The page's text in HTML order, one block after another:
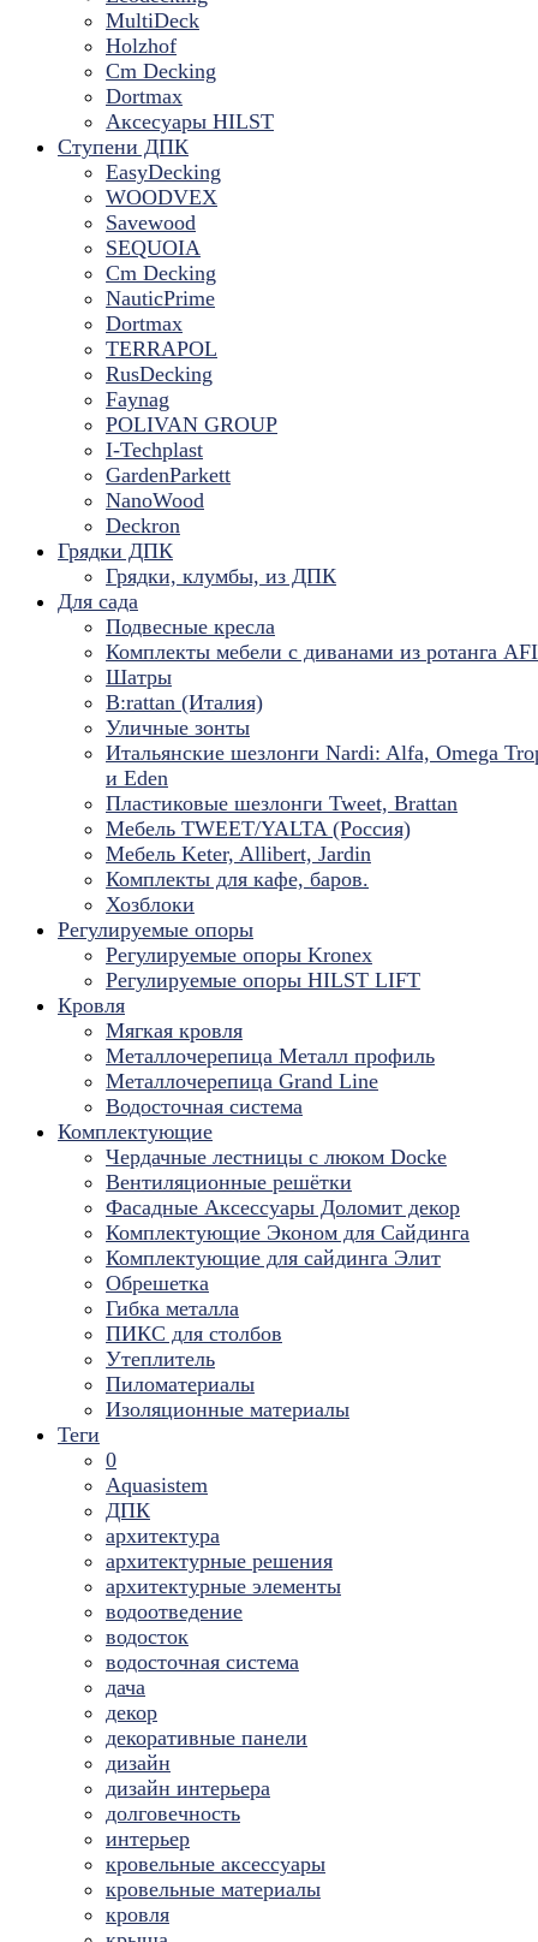
MultiDeck
Holzhof
Cm Decking
Dortmax
Аксесуары HILST
Ступени ДПК
EasyDecking
WOODVEX
Savewood
SEQUOIA
Cm Decking
NauticPrime
Dortmax
TERRAPOL
RusDecking
Faynag
POLIVAN GROUP
I-Techplast
GardenParkett
NanoWood
Deckron
Грядки ДПК
Грядки, клумбы, из ДПК
Для сада
Подвесные кресла
Комплекты мебели с диванами из ротанга
Шатры
B:rattan (Италия)
Уличные зонты
Итальянские шезлонги Nardi: Alfa, Omega
и Eden
Пластиковые шезлонги Tweet, Brattan
Мебель TWEET/YALTA (Россия)
Мебель Keter, Allibert, Jardin
Комплекты для кафе, баров.
Хозблоки
Регулируемые опоры
Регулируемые опоры Kronex
Регулируемые опоры HILST LIFT
Кровля
Мягкая кровля
Металлочерепица Металл профиль
Металлочерепица Grand Line
Водосточная система
Комплектующие
Чердачные лестницы с люком Docke
Вентиляционные решётки
Фасадные Аксессуары Доломит декор
Комплектующие Эконом для Сайдинга
Комплектующие для cайдинга Элит
Обрешетка
Гибка металла
ПИКС для столбов
Утеплитель
Пиломатериалы
Изоляционные материалы
Теги
0
Aquasistem
ДПК
архитектура
архитектурные решения
архитектурные элементы
водоотведение
водосток
водосточная система
дача
декор
декоративные панели
дизайн
дизайн интерьера
долговечность
интерьер
кровельные аксессуары
кровельные материалы
кровля